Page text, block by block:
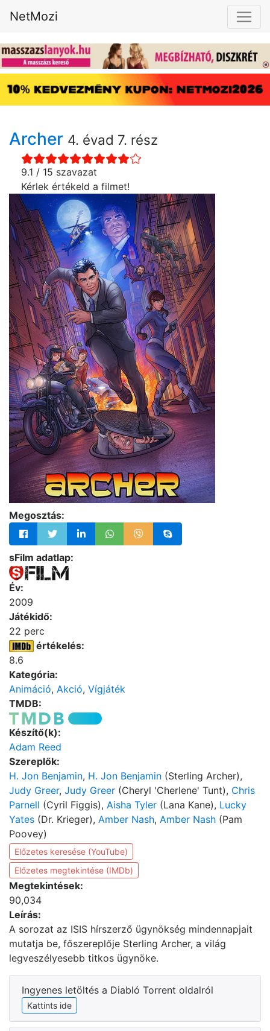
NetMozi
Archer 4. évad 7. rész
9.1 / 15 szavazat
Kérlek értékeld a filmet!
Megosztás:
sFilm adatlap:
Év:
2009
Játékidő:
22 perc
értékelés:
8.6
Kategória:
Animáció, Akció, Vígjáték
TMDB:
Készítő(k):
Adam Reed
Szereplők:
H. Jon Benjamin, H. Jon Benjamin (Sterling Archer),
Judy Greer, Judy Greer (Cheryl 'Cherlene' Tunt), Chris
Parnell (Cyril Figgis), Aisha Tyler (Lana Kane), Lucky
Yates (Dr. Krieger), Amber Nash, Amber Nash (Pam
Poovey)
Előzetes keresése (YouTube)
Előzetes megtekintése (IMDb)
Megtekintések:
90,034
Leírás:
A sorozat az ISIS hírszerző ügynökség mindennapjait
mutatja be, főszereplője Sterling Archer, a világ
legveszélyesebb titkos ügynöke.
Ingyenes letöltés a Diabló Torrent oldalról
Kattints ide